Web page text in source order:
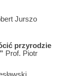
Jurszo
przyrodzie
Prof. Piotr